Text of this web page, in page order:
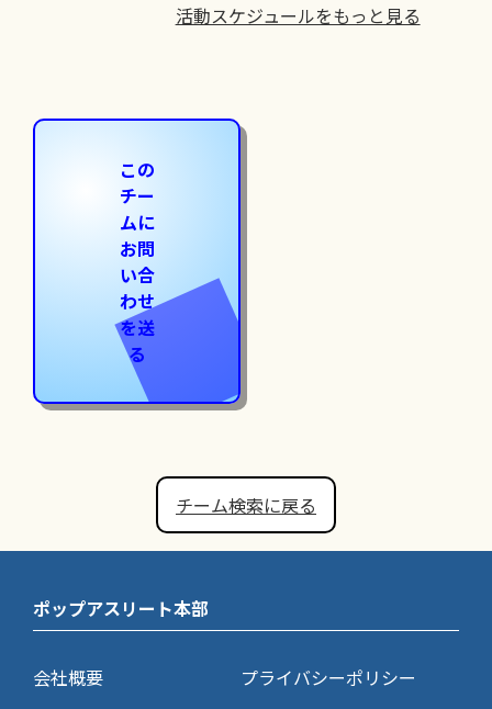
活動スケジュールをもっと見る
この
チー
ムに
お問
い合
わせ
を送
る
チーム検索に戻る
ポップアスリート本部
会社概要
プライバシーポリシー